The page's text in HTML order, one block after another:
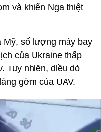
và khiến Nga thiệt
Mỹ, số lượng máy bay
của Ukraine thấp
Tuy nhiên, điều đó
gờm của UAV.